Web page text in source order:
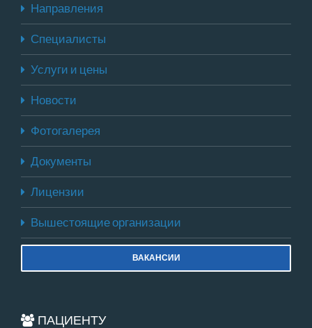
Направления
Специалисты
Услуги и цены
Новости
Фотогалерея
Документы
Лицензии
Вышестоящие организации
ВАКАНСИИ
ПАЦИЕНТУ